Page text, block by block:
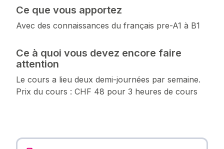
Ce que vous apportez
Avec des connaissances du français pre-A1 à B1
Ce à quoi vous devez encore faire
attention
Le cours a lieu deux demi-journées par semaine.
Prix du cours : CHF 48 pour 3 heures de cours